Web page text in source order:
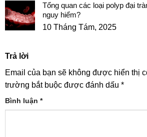
Tổng quan các loại polyp đại
nguy hiểm?
10 Tháng Tám, 2025
Trả lời
Email của bạn sẽ không được hiển thị
trường bắt buộc được đánh dấu *
Bình luận *